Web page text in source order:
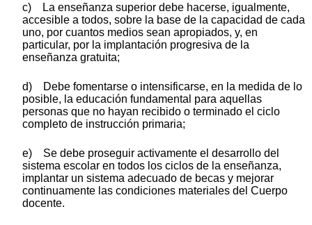
c) La enseñanza superior debe hacerse, igualmente,
accesible a todos, sobre la base de la capacidad de cada
uno, por cuantos medios sean apropiados, y, en
particular, por la implantación progresiva de la
enseñanza gratuita;
d) Debe fomentarse o intensificarse, en la medida de lo
posible, la educación fundamental para aquellas
personas que no hayan recibido o terminado el ciclo
completo de instrucción primaria;
e) Se debe proseguir activamente el desarrollo del
sistema escolar en todos los ciclos de la enseñanza,
implantar un sistema adecuado de becas y mejorar
continuamente las condiciones materiales del Cuerpo
docente.